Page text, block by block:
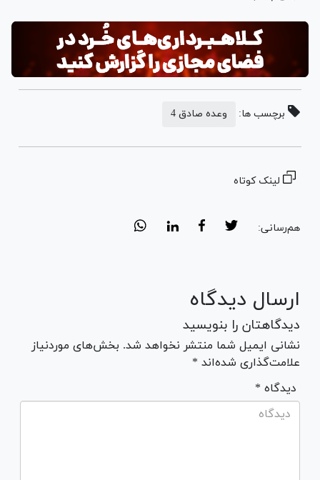
برچسب ها: وعده صادق 4
لینک کوتاه
هم‌رسانی:
ارسال دیدگاه
دیدگاهتان را بنویسید
نشانی ایمیل شما منتشر نخواهد شد. بخش‌های موردنیاز
علامت‌گذاری شده‌اند *
* دیدگاه